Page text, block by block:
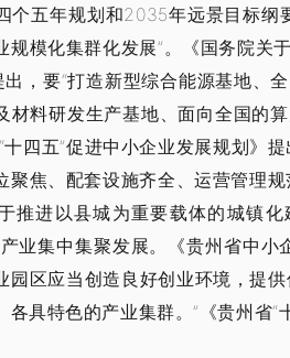
个五年规划和2035年远景目标纲
规模化集群化发展”。《国务院关
出，要“打造新型综合能源基地
材料研发生产基地、面向全国的
十四五”促进中小企业发展规划》
聚焦、配套设施齐全、运营管理
推进以县城为重要载体的城镇
业集中集聚发展。《贵州省中
园区应当创造良好创业环境，提
各具特色的产业集群。”《贵州省“